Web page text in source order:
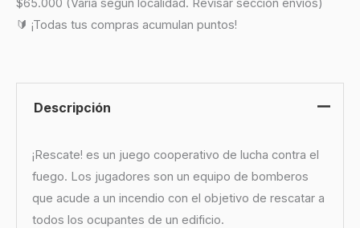
$65.000 (Varía según localidad. Revisar sección envíos)
🔰 ¡Todas tus compras acumulan puntos!
Descripción
¡Rescate! es un juego cooperativo de lucha contra el
fuego. Los jugadores son un equipo de bomberos
que acude a un incendio con el objetivo de rescatar a
todos los ocupantes de un edificio.